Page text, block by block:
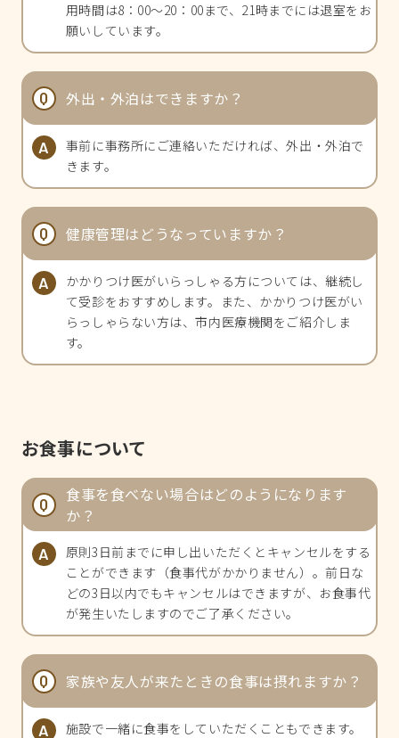
用時間は8：00～20：00まで、21時までには退室をお
願いしています。
外出・外泊はできますか？
事前に事務所にご連絡いただければ、外出・外泊で
きます。
健康管理はどうなっていますか？
かかりつけ医がいらっしゃる方については、継続し
て受診をおすすめします。また、かかりつけ医がい
らっしゃらない方は、市内医療機関をご紹介しま
す。
お食事について
食事を食べない場合はどのようになります
か？
原則3日前までに申し出いただくとキャンセルをする
ことができます（食事代がかかりません）。前日な
どの3日以内でもキャンセルはできますが、お食事代
が発生いたしますのでご了承ください。
家族や友人が来たときの食事は摂れますか？
施設で一緒に食事をしていただくこともできます。